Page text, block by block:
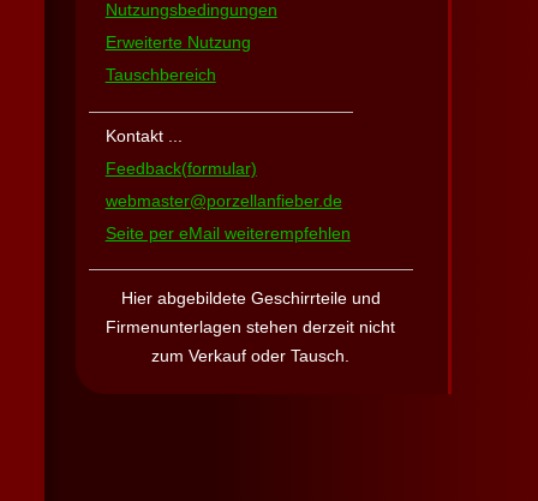
Nutzungsbedingungen
Erweiterte Nutzung
Tauschbereich
Kontakt ...
Feedback(formular)
webmaster@porzellanfieber.de
Seite per eMail weiterempfehlen
Hier abgebildete Geschirrteile und
Firmen­unterlagen stehen derzeit nicht
zum Verkauf oder Tausch